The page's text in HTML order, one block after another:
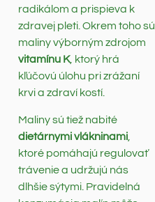
radikálom a prispieva k
zdravej pleti. Okrem toho sú
maliny výborným zdrojom
vitamínu K, ktorý hrá
kľúčovú úlohu pri zrážaní
krvi a zdraví kostí.
Maliny sú tiež nabité
dietárnymi vlákninami
ktoré pomáhajú regulovať
trávenie a udržujú nás
dlhšie sýtymi. Pravidelná